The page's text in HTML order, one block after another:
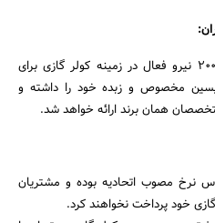
تهران سرویس با استخدام بیش از 200 نیرو فعال در زمینه کولر گازی برای
مخصوص و زبده خود را داشته و
همان برند ارائه خواهد شد.
نرخ مصوب اتحادیه بوده و مشتریان
خود پرداخت نخواهند کرد.